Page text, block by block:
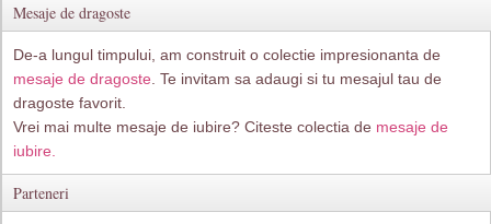
Mesaje de dragoste
De-a lungul timpului, am construit o colectie impresionanta de
mesaje de dragoste . Te invitam sa adaugi si tu mesajul tau de
dragoste favorit.
Vrei mai multe mesaje de iubire? Citeste colectia de mesaje de
iubire.
Parteneri